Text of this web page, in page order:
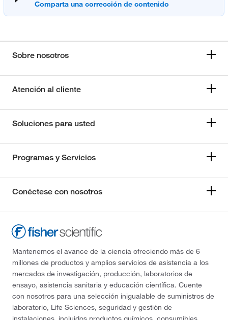
Sobre nosotros
Atención al cliente
Soluciones para usted
Programas y Servicios
Conéctese con nosotros
Mantenemos el avance de la ciencia ofreciendo más de 6
millones de productos y amplios servicios de asistencia a los
mercados de investigación, producción, laboratorios de
ensayo, asistencia sanitaria y educación científica. Cuente
con nosotros para una selección inigualable de suministros de
laboratorio, Life Sciences, seguridad y gestión de